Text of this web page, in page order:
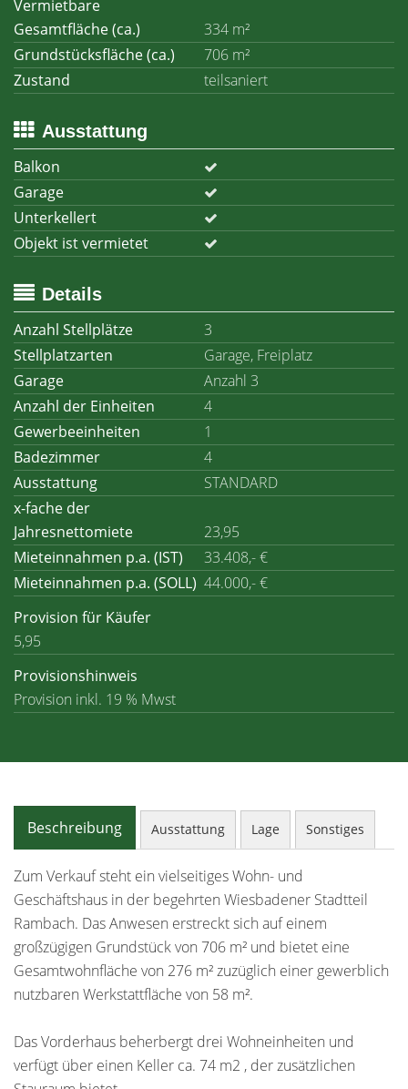
Vermietbare
Gesamtfläche (ca.)
334 m²
Grundstücksfläche (ca.)
706 m²
Zustand
teilsaniert
Ausstattung
Balkon
Garage
Unterkellert
Objekt ist vermietet
Details
Anzahl Stellplätze
3
Stellplatzarten
Garage, Freiplatz
Garage
Anzahl 3
Anzahl der Einheiten
4
Gewerbeeinheiten
1
Badezimmer
4
Ausstattung
STANDARD
x-fache der
Jahresnettomiete
23,95
Mieteinnahmen p.a. (IST)
33.408,- €
Mieteinnahmen p.a. (SOLL) 44.000,- €
Provision für Käufer
5,95
Provisionshinweis
Provision inkl. 19 % Mwst
Beschreibung Ausstattung Lage Sonstiges
Zum Verkauf steht ein vielseitiges Wohn- und
Geschäftshaus in der begehrten Wiesbadener Stadtteil
Rambach. Das Anwesen erstreckt sich auf einem
großzügigen Grundstück von 706 m² und bietet eine
Gesamtwohnfläche von 276 m² zuzüglich einer gewerblich
nutzbaren Werkstattfläche von 58 m².
Das Vorderhaus beherbergt drei Wohneinheiten und
verfügt über einen Keller ca. 74 m2 , der zusätzlichen